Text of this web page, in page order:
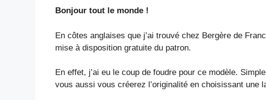
Bonjour tout le monde !
En côtes anglaises que j’ai trouvé chez Bergère de
mise à disposition gratuite du patron.
En effet, j’ai eu le coup de foudre pour ce modèle.
vous aussi vous créerez l’originalité en choisissant une